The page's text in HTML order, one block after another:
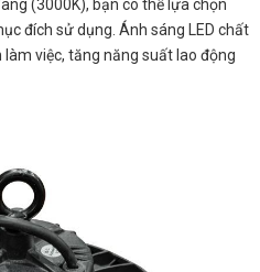
(3000K), bạn có thể lựa chọn
đích sử dụng. Ánh sáng LED chất
làm việc, tăng năng suất lao động